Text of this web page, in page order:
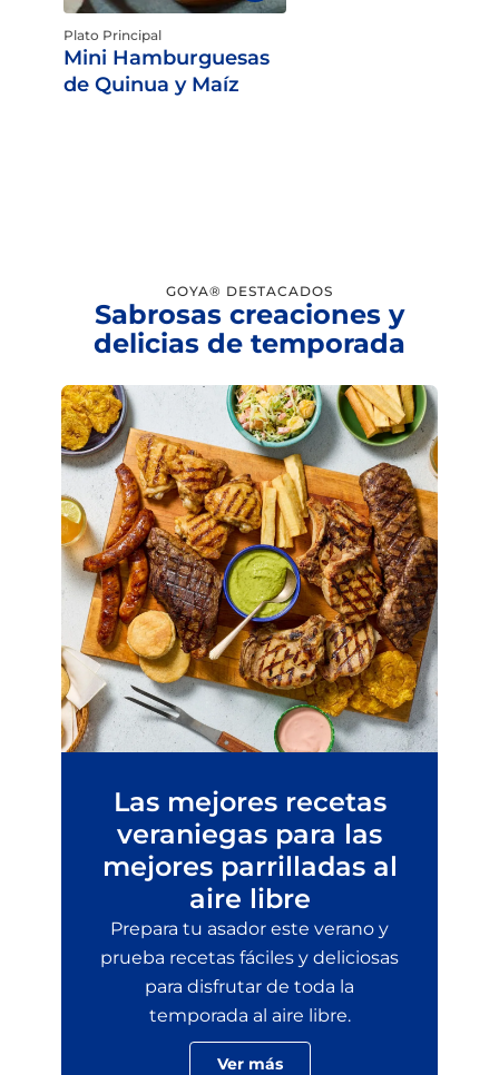
Plato Principal
Mini Hamburguesas
de Quinua y Maíz
GOYA® DESTACADOS
Sabrosas creaciones y
delicias de temporada
Las mejores recetas
veraniegas para las
mejores parrilladas al
aire libre
Prepara tu asador este verano y
prueba recetas fáciles y deliciosas
para disfrutar de toda la
temporada al aire libre.
Ver más